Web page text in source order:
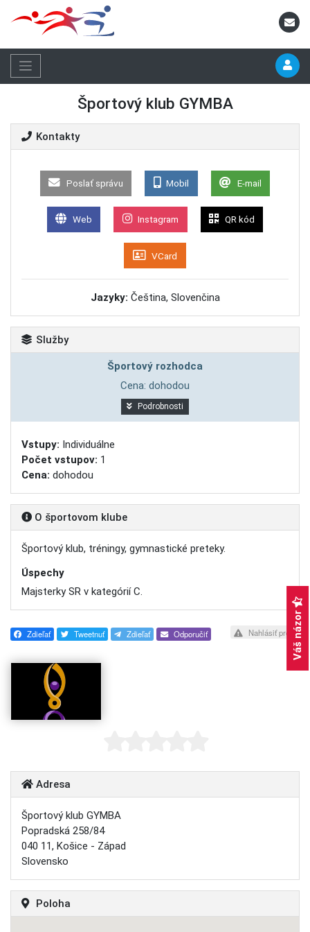
Športový klub GYMBA
Kontakty
Poslať správu Mobil E-mail
Web Instagram QR kód
VCard
Jazyky: Čeština, Slovenčina
Služby
Športový rozhodca
Cena: dohodou
Podrobnosti
Vstupy: Individuálne
Počet vstupov: 1
Cena: dohodou
O športovom klube
Športový klub, tréningy, gymnastické preteky.
Úspechy
Majsterky SR v kategórií C.
Zdieľať Tweetnuť Zdieľať Odporučiť Nahlásiť profil
Adresa
Športový klub GYMBA
Popradská 258/84
040 11, Košice - Západ
Slovensko
Poloha
Váš názor